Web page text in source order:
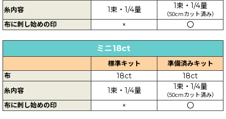
糸内容 1束・1/4量 1束・1/4量
（50cmカット済み）
布に刺し始めの印 × 〇
ミニ18ct
標準キット
準備済みキット
布
18ct 18ct
糸内容 1束・1/4量 1束・1/4量
（50cmカット済み）
布に刺し始めの印 × 〇